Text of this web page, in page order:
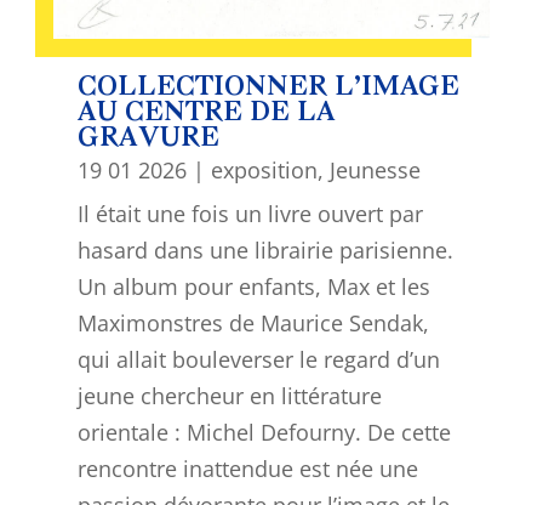
COLLECTIONNER L’IMAGE
AU CENTRE DE LA
GRAVURE
19 01 2026| exposition, Jeunesse
Il était une fois un livre ouvert par
hasard dans une librairie parisienne.
Un album pour enfants, Max et les
Maximonstres de Maurice Sendak,
qui allait bouleverser le regard d’un
jeune chercheur en littérature
orientale : Michel Defourny. De cette
rencontre inattendue est née une